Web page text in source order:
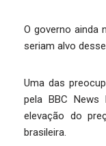
O governo ainda
seriam alvo
Uma das
pela BBC News
elevação do
brasileira.